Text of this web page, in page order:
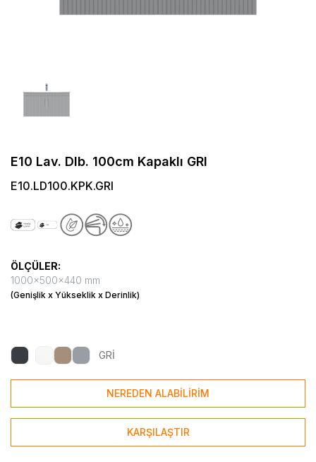
E10 Lav. Dlb. 100cm Kapaklı GRI
E10.LD100.KPK.GRI
ÖLÇÜLER:
1000x500x440 mm
(Genişlik x Yükseklik x Derinlik)
GRİ
NEREDEN ALABİLİRİM
KARŞILAŞTIR